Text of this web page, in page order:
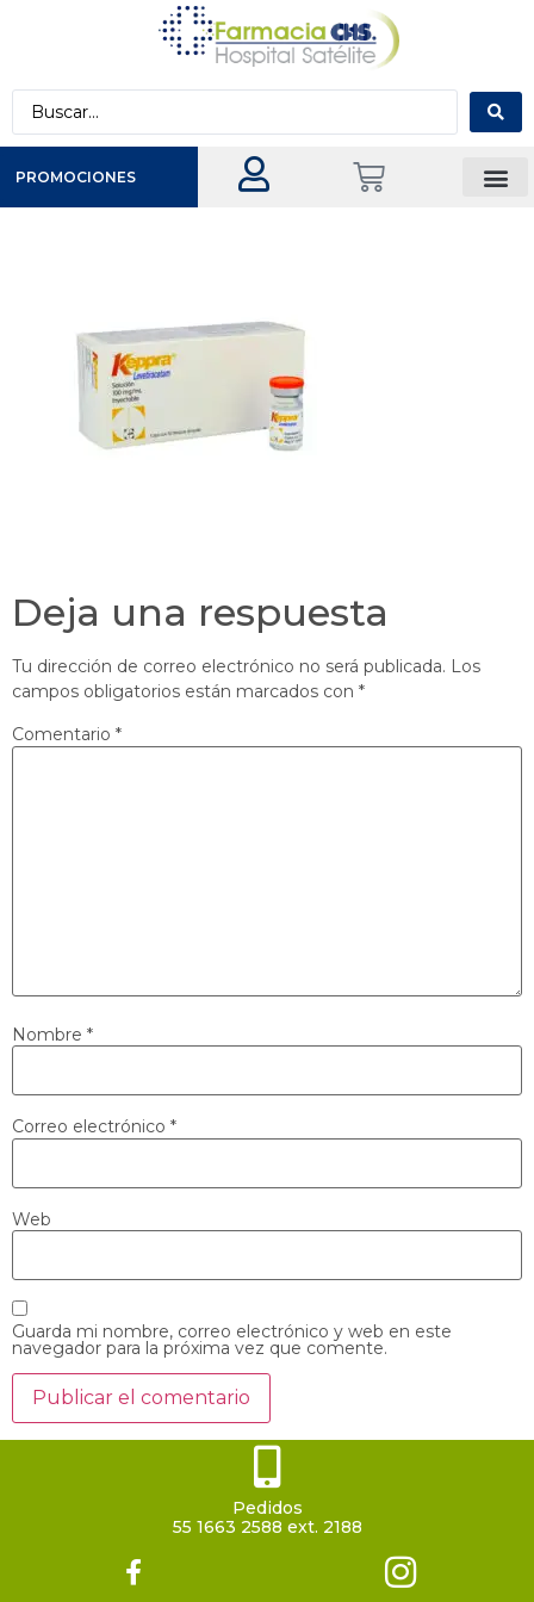
PROMOCIONES
Deja una respuesta
Tu dirección de correo electrónico no será publicada. Los
campos obligatorios están marcados con *
Comentario *
Nombre *
Correo electrónico *
Web
Guarda mi nombre, correo electrónico y web en este
navegador para la próxima vez que comente.
Pedidos
55 1663 2588 ext. 2188